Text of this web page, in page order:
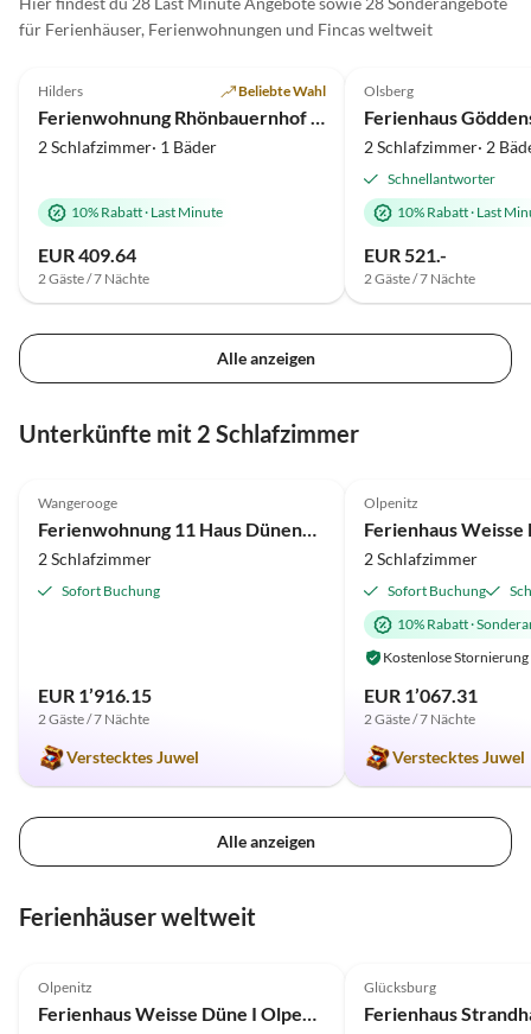
für Ferienhäuser, Ferienwohnungen und Fincas weltweit
Hilders Beliebte Wahl
Ferienwohnung Rhönbauernhof Spiegel
2 Schlafzimmer· 1 Bäder
10% Rabatt· Last Minute
EUR 409.64
2 Gäste / 7 Nächte
Olsberg
Ferienhaus
2 Schlafzimmer· 2
Schnellantworter
10% Rabatt· Last
EUR 521.-
2 Gäste / 7 Nächte
Alle anzeigen
Unterkünfte mit 2 Schlafzimmer
Wangerooge
Ferienwohnung 11 Haus Dünenblick
2 Schlafzimmer
Sofort Buchung
EUR 1’916.15
2 Gäste / 7 Nächte
Verstecktes Juwel
Olpenitz
2 Schlafzimmer
Sofort Buchung
10% Rabatt·
Kostenlose Stornierung
EUR 1’067.31
2 Gäste / 7 Nächte
Verstecktes Juwel
Alle anzeigen
Ferienhäuser weltweit
Olpenitz Glücksburg